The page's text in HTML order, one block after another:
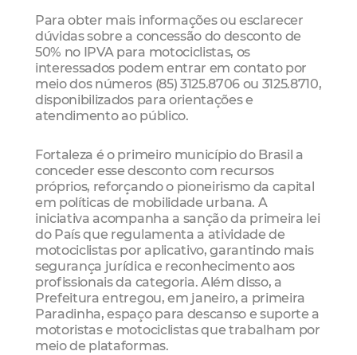
Para obter mais informações ou esclarecer
dúvidas sobre a concessão do desconto de
50% no IPVA para motociclistas, os
interessados podem entrar em contato por
meio dos números (85) 3125.8706 ou 3125.8710,
disponibilizados para orientações e
atendimento ao público.
Fortaleza é o primeiro município do Brasil a
conceder esse desconto com recursos
próprios, reforçando o pioneirismo da capital
em políticas de mobilidade urbana. A
iniciativa acompanha a sanção da primeira lei
do País que regulamenta a atividade de
motociclistas por aplicativo, garantindo mais
segurança jurídica e reconhecimento aos
profissionais da categoria. Além disso, a
Prefeitura entregou, em janeiro, a primeira
Paradinha, espaço para descanso e suporte a
motoristas e motociclistas que trabalham por
meio de plataformas.